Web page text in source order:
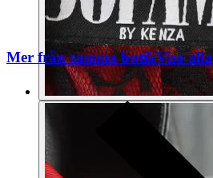
Mer från samma butikVisa alla